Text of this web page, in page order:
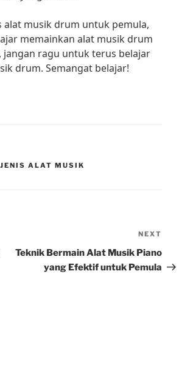
alat musik drum untuk pemula,
memainkan alat musik drum
jangan ragu untuk terus belajar
drum. Semangat belajar!
ALAT MUSIK
Post
NEXT
Teknik Bermain Alat Musik Piano
yang Efektif untuk Pemula